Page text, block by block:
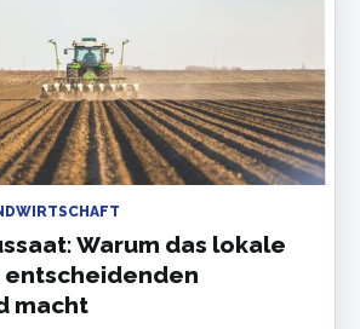
Warum das lokale
macht